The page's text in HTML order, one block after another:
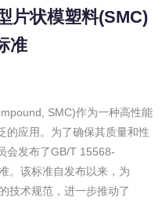
片状模塑料(SMC)
准
SMC)作为一种高性能
的应用。为了确保其质量和性
会发布了GB/T 15568-
。该标准自发布以来，为
技术规范，进一步推动了
验
验
毒
化妆品皮肤变态反
应试验
试